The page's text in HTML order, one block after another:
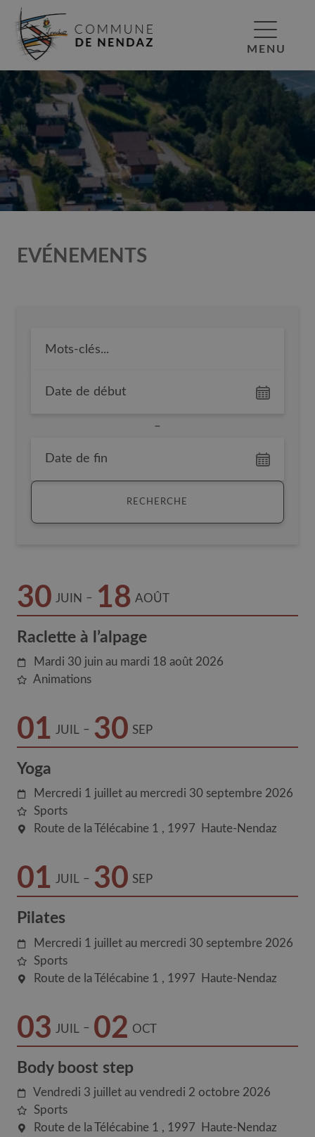
MENU
EVÉNEMENTS
Date de début
–
Date de fin
RECHERCHE
30 JUIN – 18 AOÛT
Raclette à l’alpage
Mardi 30 juin au mardi 18 août 2026
Animations
01 JUIL – 30 SEP
Yoga
Mercredi 1 juillet au mercredi 30 septembre 2026
Sports
Route de la Télécabine 1
1997 Haute-Nendaz
01 JUIL – 30 SEP
Pilates
Mercredi 1 juillet au mercredi 30 septembre 2026
Sports
Route de la Télécabine 1
1997 Haute-Nendaz
03 JUIL – 02 OCT
Body boost step
Vendredi 3 juillet au vendredi 2 octobre 2026
Sports
Route de la Télécabine 1
1997 Haute-Nendaz